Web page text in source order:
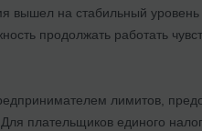
вышел на стабильный
продолжать работать
лимитов,
плательщиков единого